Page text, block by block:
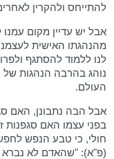
להתייחס ולהקרין
אבל יש עדיין מקום עמנו
מהנהגתו האישית
לנו ללמוד להסתגף
נוהג בהרבה הנהגות של
העולם.
אבל הבה נתבונן, האם
בפני עצמו האם סגפנות
חולי, כי טבע הנפש
(פ"א): "שהאדם לא נברא